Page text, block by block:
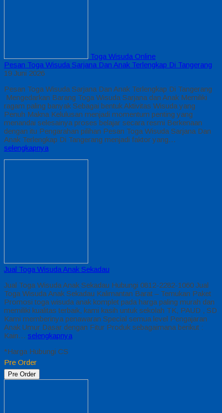
Toga Wisuda Online
Pesan Toga Wisuda Sarjana Dan Anak Terlengkap Di Tangerang
19 Juni 2026
Pesan Toga Wisuda Sarjana Dan Anak Terlengkap Di Tangerang
Mengedarkan Barang Toga Wisuda Sarjana dan Anak Memiliki
ragam paling banyak Sebagai bentuk Aktivitas Wisuda yang
Penuh Makna Kelulusan menjadi momentum penting yang
menandai selesainya proses belajar secara resmi Berkenaan
dengan itu Pengarahan pilihan Pesan Toga Wisuda Sarjana Dan
Anak Terlengkap Di Tangerang menjadi faktor yang…
selengkapnya
Jual Toga Wisuda Anak Sekadau
Jual Toga Wisuda Anak Sekadau Hubungi 0812-2282-1060 Jual
Toga Wisuda Anak Sekadau Kalimantan Barat – Temukan Paket
Promosi toga wisuda anak komplet pada harga paling murah dan
memiliki kualitas terbaik, kami kasih untuk sekolah TK, PAUD , SD
Kami memberinya penawaran Special semua level Pengajaran
Anak Umur Dasar dengan Fitur Produk sebagaimana berikut :
Kain… selengkapnya
*Harga Hubungi CS
Pre Order
Pre Order